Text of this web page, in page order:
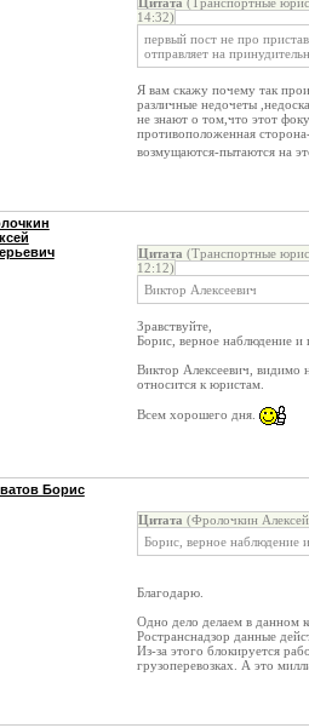
14:32)
первый пост не про
отправляет на
Я вам скажу почему так
различные недочеты
не знают о том,что этот
противоположенная
возмущаются-пытаются на
Цитата (Транспортные
12:12)
Виктор Алексеевич
Зравствуйте,
Борис, верное наблюдение
Виктор Алексеевич, видимо
относится к юристам.
Всем хорошего дня.
Борис
Цитата (Фролочкин
Борис, верное наблюдение
Благодарю.
Одно дело делаем в данном
Ространснадзор данные
Из-за этого блокируется
грузоперевозках. А это